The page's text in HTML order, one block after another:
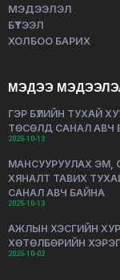
МЭДЭЭЛЭЛ
БҮТЭЭЛ
ХОЛБОО БАРИХ
МЭДЭЭ
ГЭР БҮЛИЙН ТУХАЙ
ТӨСӨЛД САНАЛ АВЧ
2025-10-13
МАНСУУРУУЛАХ ЭМ,
ХЯНАЛТ ТАВИХ
САНАЛ АВЧ БАЙНА
2025-10-13
АЖЛЫН ХЭСГИЙН
ХӨТӨЛБӨРИЙН
2025-10-02